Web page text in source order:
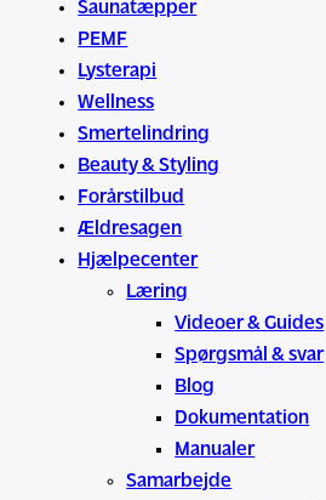
Saunatæpper
PEMF
Lysterapi
Wellness
Smertelindring
Beauty & Styling
Forårstilbud
Ældresagen
Hjælpecenter
Læring
Videoer & Guides
Spørgsmål & svar
Blog
Dokumentation
Manualer
Samarbejde